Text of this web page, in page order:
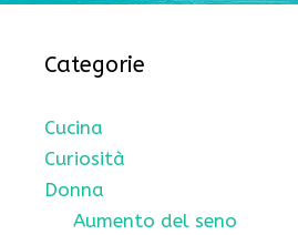
Categorie
Cucina
Curiosità
Donna
Aumento del seno